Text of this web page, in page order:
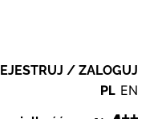
/ ZALOGUJ
PL EN